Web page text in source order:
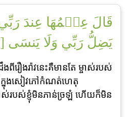
قَالَ عِلۡمُهَا عِندَ
يَضِلُّ رَبِّي وَلَا يَنسَى [٥٢]
ពីរឿងរ៉ាវនេះគឺមានតែ ម្ចាស់របស់
ក្នុងសៀវភៅកំណត់ហេតុ
របស់ខ្ញុំមិនភាន់ច្រឡំ ហើយក៏មិន